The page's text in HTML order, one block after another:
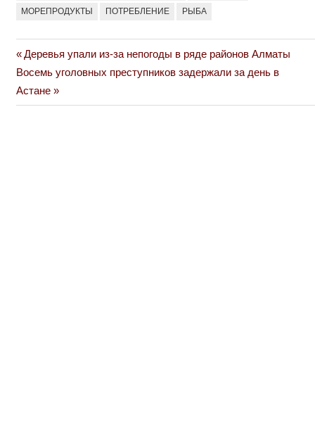
МОРЕПРОДУКТЫ ПОТРЕБЛЕНИЕ РЫБА
Навигация
по
Previous
Post:
Деревья упали из-за непогоды в ряде районов Алматы
Next
Post:
Восемь уголовных преступников задержали за день в
Астане